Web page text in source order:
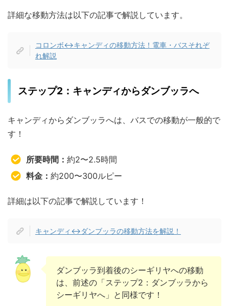
詳細な移動方法は以下の記事で解説しています。
コロンボ↔キャンディの移動方法！電車・バスそれぞ
れ解説
ステップ2：キャンディからダンブッラへ
キャンディからダンブッラへは、バスでの移動が一般的で
す！
所要時間： 約2〜2.5時間
料金： 約200〜300ルピー
詳細は以下の記事で解説しています！
キャンディ↔ダンブッラの移動方法を解説！
ダンブッラ到着後のシーギリヤへの移動
は、前述の「ステップ2：ダンブッラから
シーギリヤへ」と同様です！